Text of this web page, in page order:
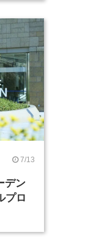
7/13
デン
プロ